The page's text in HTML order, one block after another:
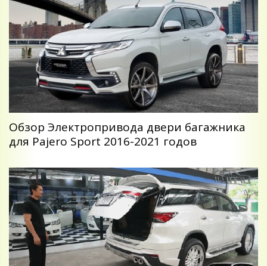
Обзор Электропривода двери багажника
для Pajero Sport 2016-2021 годов